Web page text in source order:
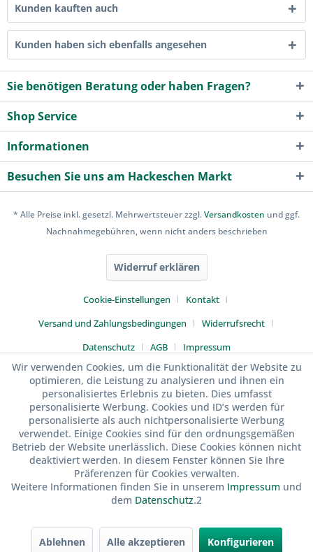
Kunden kauften auch
Kunden haben sich ebenfalls angesehen
Sie benötigen Beratung oder haben Fragen?
Shop Service
Informationen
Besuchen Sie uns am Hackeschen Markt
* Alle Preise inkl. gesetzl. Mehrwertsteuer zzgl.Versandkosten und ggf.
Nachnahmegebühren, wenn nicht anders beschrieben
Widerruf erklären
Cookie-Einstellungen
Kontakt
Versand und Zahlungsbedingungen
Widerrufsrecht
Datenschutz
AGB Impressum
Wir verwenden Cookies, um die Funktionalität der Website zu
optimieren, die Leistung zu analysieren und ihnen ein
personalisiertes Erlebnis zu bieten. Dies umfasst
personalisierte Werbung. Cookies und ID’s werden für
personalisierte als auch nichtpersonalisierte Werbung
verwendet. Einige Cookies sind für den ordnungsgemäßen
Betrieb der Website unerlässlich. Diese Cookies können nicht
deaktiviert werden. In diesem Fenster können Sie Ihre
Präferenzen für Cookies verwalten.
Weitere Informationen finden Sie in unserem Impressum und
dem Datenschutz.2
Ablehnen Alle akzeptieren Konfigurieren